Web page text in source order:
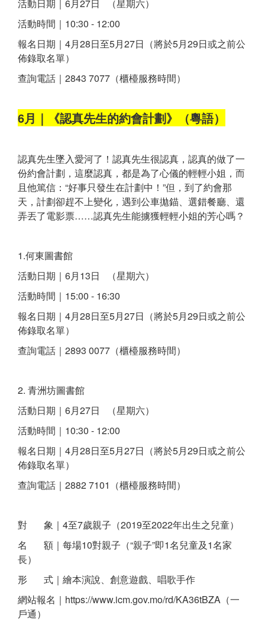
活動日期｜6月27日 （星期六）
活動時間｜10:30 - 12:00
報名日期｜4月28日至5月27日（將於5月29日或之前公
佈錄取名單）
查詢電話｜2843 7077（櫃檯服務時間）
6月｜《認真先生的約會計劃》（粵語）
認真先生墜入愛河了！認真先生很認真，認真的做了一
份約會計劃，這麼認真，都是為了心儀的輕輕小姐，而
且他篤信：“好事只發生在計劃中！”但，到了約會那
天，計劃卻趕不上變化，遇到公車拋錨、選錯餐廳、還
弄丟了電影票……認真先生能擄獲輕輕小姐的芳心嗎？
1.何東圖書館
活動日期｜6月13日 （星期六）
活動時間｜15:00 - 16:30
報名日期｜4月28日至5月27日（將於5月29日或之前公
佈錄取名單）
查詢電話｜2893 0077（櫃檯服務時間）
2. 青洲坊圖書館
活動日期｜6月27日 （星期六）
活動時間｜10:30 - 12:00
報名日期｜4月28日至5月27日（將於5月29日或之前公
佈錄取名單）
查詢電話｜2882 7101（櫃檯服務時間）
對 象｜4至7歲親子（2019至2022年出生之兒童）
名 額｜每場10對親子（“親子”即1名兒童及1名家
長）
形 式｜繪本演說、創意遊戲、唱歌手作
網站報名｜https://www.icm.gov.mo/rd/KA36tBZA（一
戶通）